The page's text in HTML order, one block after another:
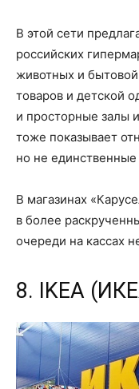
В этой сети
российских
животных и
товаров и детской
и просторные залы
тоже показывает
но не
В магазинах
в более
очереди на кассах
8. IKEA